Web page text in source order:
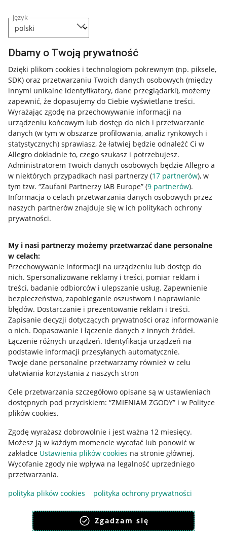
język
Dbamy o Twoją prywatność
Dzięki plikom cookies i technologiom pokrewnym (np. piksele,
SDK) oraz przetwarzaniu Twoich danych osobowych (między
innymi unikalne identyfikatory, dane przeglądarki), możemy
zapewnić, że dopasujemy do Ciebie wyświetlane treści.
Wyrażając zgodę na przechowywanie informacji na
urządzeniu końcowym lub dostęp do nich i przetwarzanie
danych (w tym w obszarze profilowania, analiz rynkowych i
statystycznych) sprawiasz, że łatwiej będzie odnaleźć Ci w
Allegro dokładnie to, czego szukasz i potrzebujesz.
Administratorem Twoich danych osobowych będzie Allegro a
w niektórych przypadkach nasi partnerzy (17 partnerów), w
tym tzw. “Zaufani Partnerzy IAB Europe” (9 partnerów).
Informacja o celach przetwarzania danych osobowych przez
naszych partnerów znajduje się w ich politykach ochrony
prywatności.
My i nasi partnerzy możemy przetwarzać dane personalne
w celach:
Przechowywanie informacji na urządzeniu lub dostęp do
nich. Spersonalizowane reklamy i treści, pomiar reklam i
treści, badanie odbiorców i ulepszanie usług. Zapewnienie
bezpieczeństwa, zapobieganie oszustwom i naprawianie
błędów. Dostarczanie i prezentowanie reklam i treści.
Zapisanie decyzji dotyczących prywatności oraz informowanie
o nich. Dopasowanie i łączenie danych z innych źródeł.
Łączenie różnych urządzeń. Identyfikacja urządzeń na
podstawie informacji przesyłanych automatycznie.
Twoje dane personalne przetwarzamy również w celu
ułatwiania korzystania z naszych stron
Cele przetwarzania szczegółowo opisane są w ustawieniach
dostępnych pod przyciskiem: “ZMIENIAM ZGODY” i w Polityce
plików cookies.
Zgodę wyrażasz dobrowolnie i jest ważna 12 miesięcy.
Możesz ją w każdym momencie wycofać lub ponowić w
zakładce Ustawienia plików cookies na stronie głównej.
Wycofanie zgody nie wpływa na legalność uprzedniego
przetwarzania.
polityka plików cookies
polityka ochrony prywatności
Zgadzam się
Nawigacja
Przydatne informacje
Jak to działa
Allegro Gadane dla sprzedających
Allegro Gadane dla kupujących
Mapa miejscowości
Informacje prawne
Regulamin
Polityka plików "cookies"
Ustawienia plików "cookies"
Udostępnianie lokalizacji
Informacje dla Aktu o Usługach Cyfrowych
Pobierz aplikację